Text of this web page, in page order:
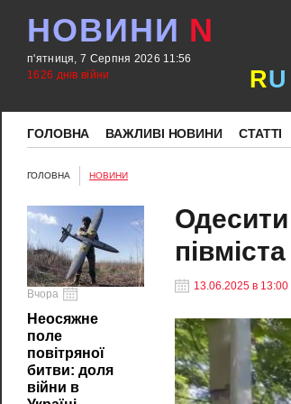
НОВИНИ N
п'ятниця, 7 Серпня 2026 11:56
1626 днів війни
RU
ГОЛОВНА ВАЖЛИВІ НОВИНИ СТАТТІ
ГОЛОВНА НОВИНИ
Вчора
Неосяжне
поле
повітряної
битви: доля
війни в
13.06.2025 в 13:00